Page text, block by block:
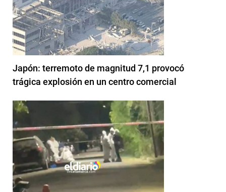
Japón: terremoto de magnitud 7,1 provocó
trágica explosión en un centro comercial